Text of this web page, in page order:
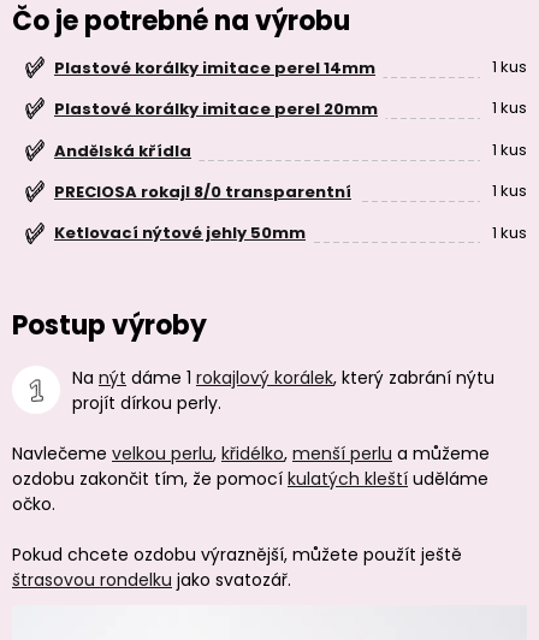
Čo je potrebné na výrobu
Plastové korálky imitace perel 14mm
1 kus
Plastové korálky imitace perel 20mm
1 kus
Andělská křídla
1 kus
PRECIOSA rokajl 8/0 transparentní
1 kus
Ketlovací nýtové jehly 50mm
1 kus
Postup výroby
Na nýt dáme 1 rokajlový korálek, který zabrání nýtu
projít dírkou perly.
Navlečeme velkou perlu, křidélko, menší perlu a můžeme
ozdobu zakončit tím, že pomocí kulatých kleští uděláme
očko.
Pokud chcete ozdobu výraznější, můžete použít ještě
štrasovou rondelku jako svatozář.